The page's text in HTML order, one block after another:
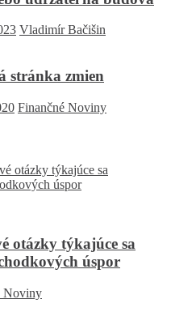
Vladimír Bačišin
stránka zmien
Finančné Noviny
otázky týkajúce sa
úspor
Noviny